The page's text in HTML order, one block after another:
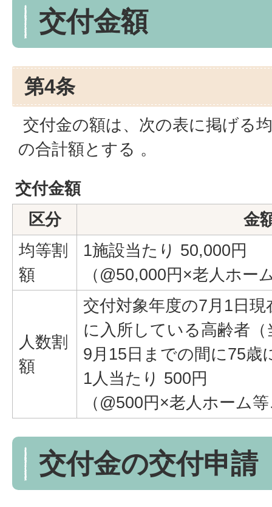
交付金額
第4条
交付金の額は、次の表に掲げる
の合計額とする 。
交付金額
区分
金
均等割
額
1施設当たり 50,000円
（@50,000円×老人ホー
人数割
額
交付対象年度の7月1日
に入所している高齢者
9月15日までの間に75歳
1人当たり 500円
（@500円×老人ホーム
交付金の交付申請